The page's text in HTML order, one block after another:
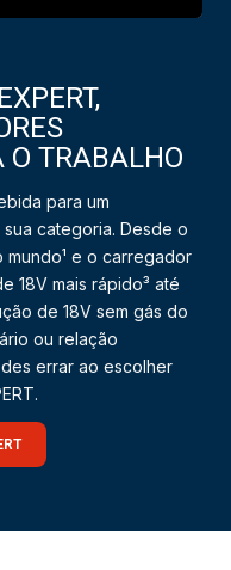
O TRABALHO
para um
categoria. Desde o
e o carregador
18V mais rápido³ até
de 18V sem gás do
ou relação
errar ao escolher